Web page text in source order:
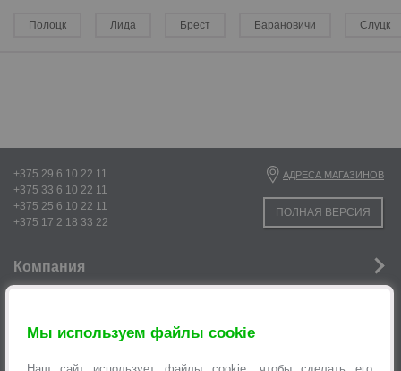
р
Полоцк Лида Брест Барановичи Слуцк
Мы используем файлы cookie
+375 29 6 10 22 11
+375 33 6 10 22 11
+375 25 6 10 22 11
+375 17 2 18 33 22
АДРЕСА МАГАЗИНОВ
ПОЛНАЯ ВЕРСИЯ
Компания
Услуги